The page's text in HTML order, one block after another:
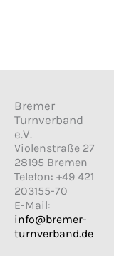
Bremer
Turnverband
e.V.
Violenstraße 27
28195 Bremen
Telefon: +49 421
203155-70
E-Mail:
info@bremer-
turnverband.de